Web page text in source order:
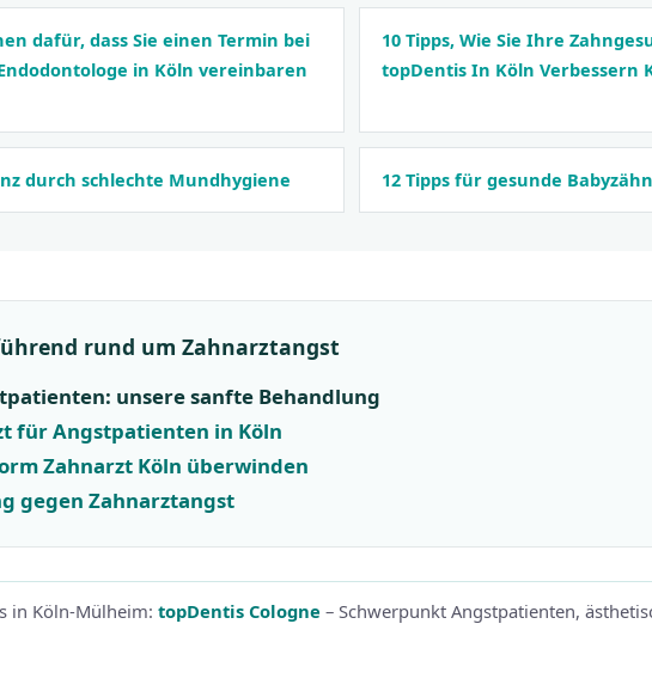
dafür, dass Sie einen Termin bei
in Köln vereinbaren
10 Tipps, Wie Sie Ihre
topDentis In Köln Verbessern
durch schlechte Mundhygiene 12 Tipps für gesunde
rund um Zahnarztangst
unsere sanfte Behandlung
für Angstpatienten in Köln
Zahnarzt Köln überwinden
gegen Zahnarztangst
in Köln-Mülheim: topDentis Cologne – Schwerpunkt Angstpatienten,